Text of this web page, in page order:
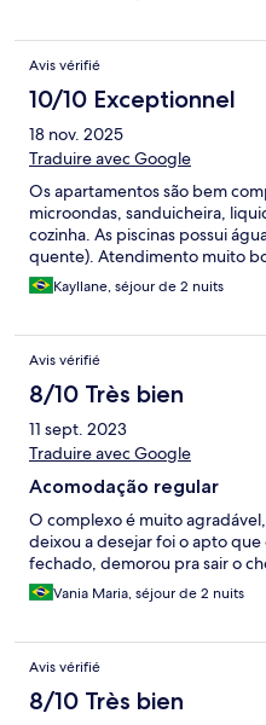
Avis vérifié
10/10 Exceptionnel
18 nov. 2025
Traduire avec Google
Os apartamentos são bem
microondas, sanduicheira,
cozinha. As piscinas possui
quente). Atendimento muito
Kayllane, séjour de 2 nuits
Avis vérifié
8/10 Très bien
11 sept. 2023
Traduire avec Google
Acomodação regular
O complexo é muito
deixou a desejar foi o apto
fechado, demorou pra sair o
Vania Maria, séjour de 2 nuits
Avis vérifié
8/10 Très bien